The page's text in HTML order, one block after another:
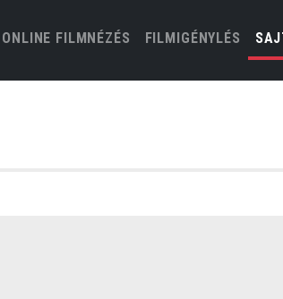
ONLINE FILMNÉZÉS FILMIGÉNYLÉS